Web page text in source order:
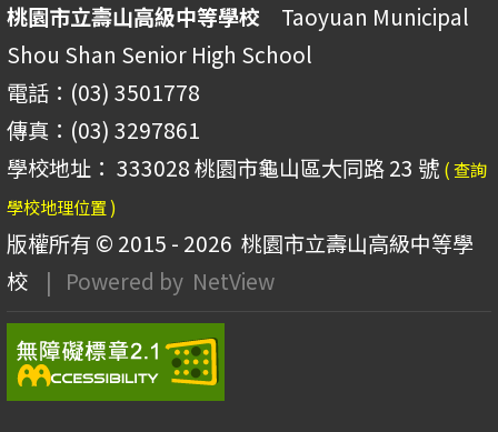
桃園市立壽山高級中等學校 Taoyuan Municipal
Shou Shan Senior High School
電話：(03) 3501778
傳真：(03) 3297861
學校地址： 333028 桃園市龜山區大同路 23 號 ( 查詢
學校地理位置 )
版權所有 © 2015 - 2026 桃園市立壽山高級中等學
校
| Powered by NetView